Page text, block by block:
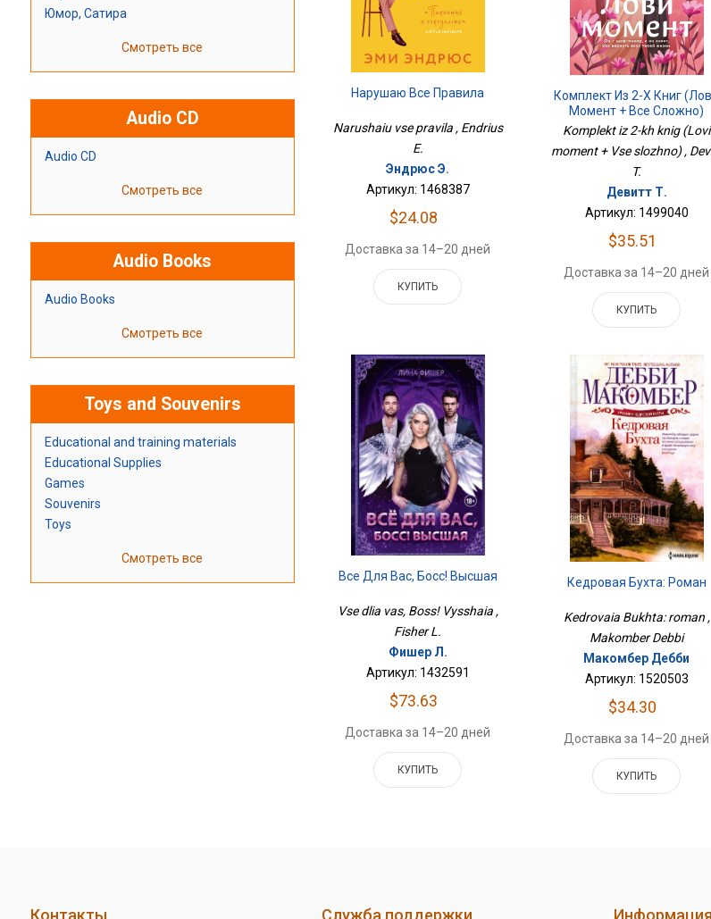
Юмор, Сатира
Смотреть все
Audio CD
Audio CD
Смотреть все
Audio Books
Audio Books
Смотреть все
Toys and Souvenirs
Educational and training materials
Educational Supplies
Games
Souvenirs
Toys
Смотреть все
Нарушаю Все Правила
Narushaiu vse pravila , Endrius
E.
Эндрюс Э.
Артикул: 1468387
$24.08
Доставка за 14–20 дней
КУПИТЬ
Комплект Из 2-Х Книг
Момент + Все Сложно)
Komplekt iz 2-kh knig (Lovi
moment + Vse slozhno) ,
T.
Девитт Т.
Артикул: 1499040
$35.51
Доставка за 14–20 дней
КУПИТЬ
Все Для Вас, Босс! Высшая
Vse dlia vas, Boss! Vysshaia ,
Fisher L.
Фишер Л.
Артикул: 1432591
$73.63
Доставка за 14–20 дней
КУПИТЬ
Кедровая Бухта: Роман
Kedrovaia Bukhta: roman ,
Makomber Debbi
Макомбер Дебби
Артикул: 1520503
$34.30
Доставка за 14–20 дней
КУПИТЬ
Контакты Служба поддержки Информация